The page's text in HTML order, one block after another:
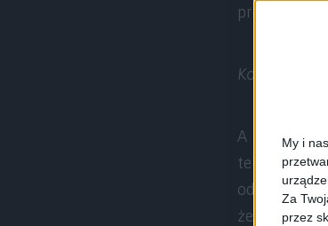
My i
Za
przez
prostu
Kogo?
A choćby i
telefon,
od Xiaomi
że produkt